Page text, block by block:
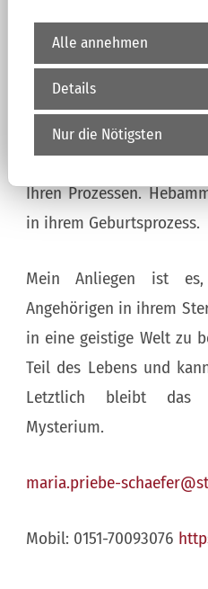
Mit diesen und
biete ich Ihnen die
Erfahrungen mit sich
Wie eine Hebamme
Ihren Prozessen.
in ihrem Geburtsprozess.
Mein Anliegen ist
Angehörigen in ihrem
in eine geistige Welt zu
Teil des Lebens und
Letztlich bleibt das
Mysterium.
maria.priebe-
Mobil: 0151-70093076
Alle annehmen
Details
Nur die Nötigsten